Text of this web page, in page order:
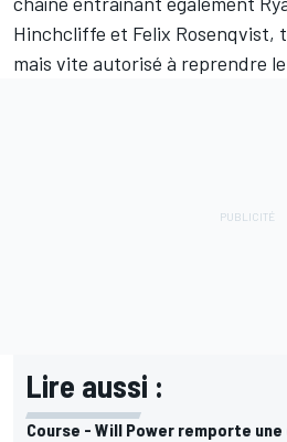
Hinchcliffe et Felix Rosenqvist,
mais vite autorisé à reprendre
Lire aussi :
Course - Will Power remporte